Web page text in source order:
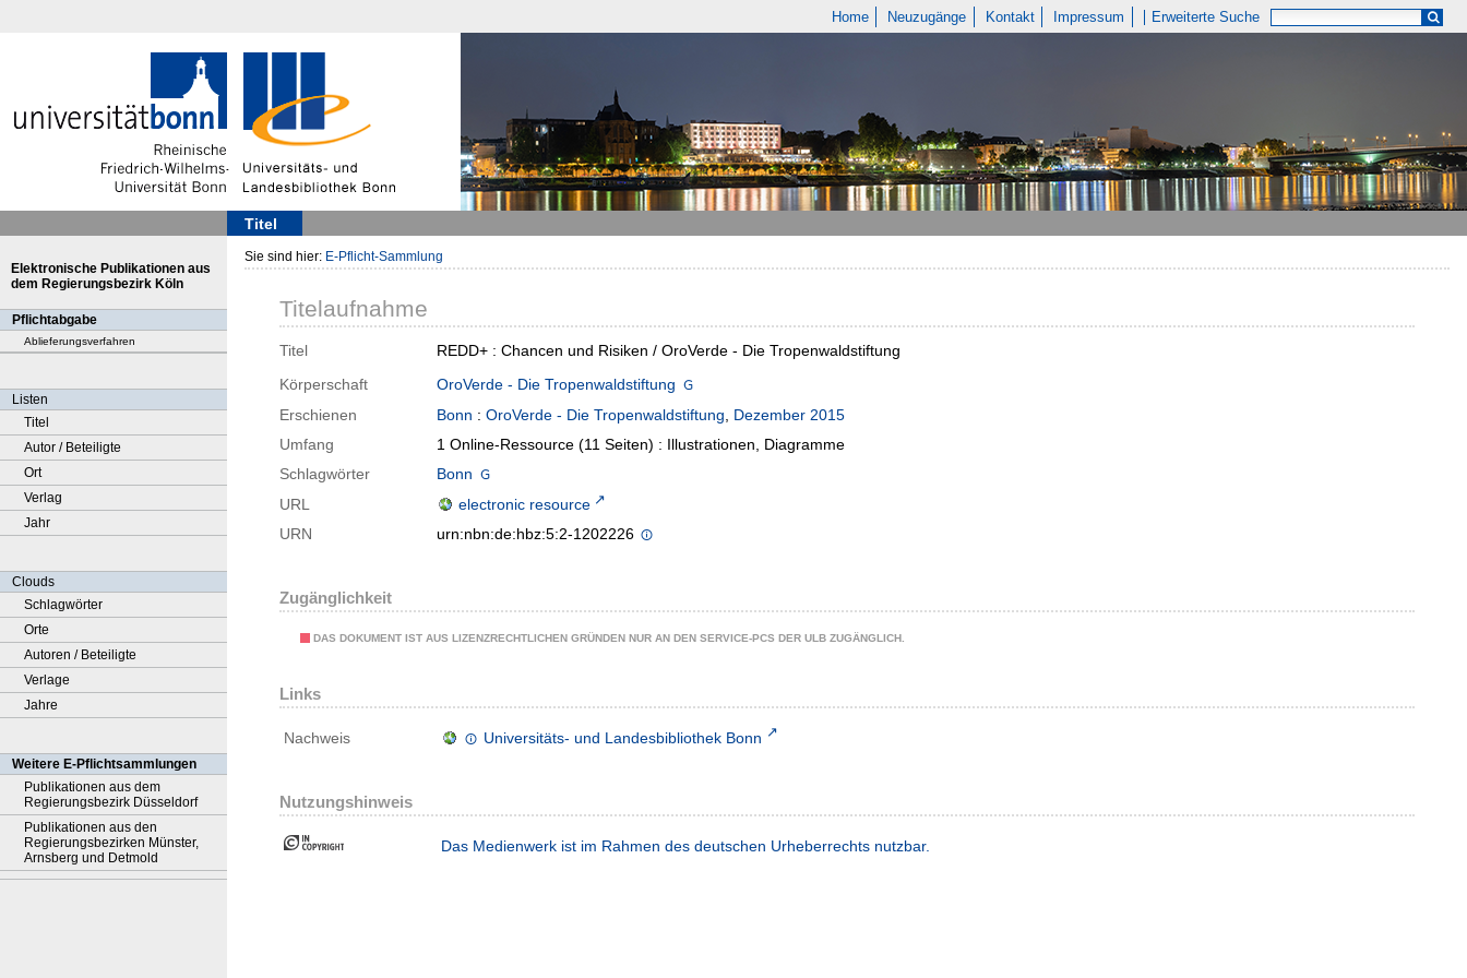
Home Neuzugänge Kontakt Impressum Erweiterte Suche
Titel
Elektronische Publikationen aus
dem Regierungsbezirk Köln
Pflichtabgabe
Ablieferungsverfahren
Listen
Titel
Autor / Beteiligte
Ort
Verlag
Jahr
Clouds
Schlagwörter
Orte
Autoren / Beteiligte
Verlage
Jahre
Weitere E-Pflichtsammlungen
Publikationen aus dem
Regierungsbezirk Düsseldorf
Publikationen aus den
Regierungsbezirken Münster,
Arnsberg und Detmold
Sie sind hier: E-Pflicht-Sammlung
Titelaufnahme
Titel
REDD+ : Chancen und Risiken / OroVerde - Die Tropenwaldstiftung
Körperschaft
OroVerde - Die Tropenwaldstiftung
Erschienen
Bonn : OroVerde - Die Tropenwaldstiftung, Dezember 2015
Umfang
1 Online-Ressource (11 Seiten) : Illustrationen, Diagramme
Schlagwörter
Bonn
URL
electronic resource
URN
urn:nbn:de:hbz:5:2-1202226
Zugänglichkeit
DAS DOKUMENT IST AUS LIZENZRECHTLICHEN GRÜNDEN NUR AN DEN SERVICE-PCS DER ULB ZUGÄNGLICH.
Links
Nachweis Universitäts- und Landesbibliothek Bonn
Nutzungshinweis
Das Medienwerk ist im Rahmen des deutschen Urheberrechts nutzbar.